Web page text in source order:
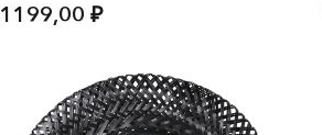
1199,00 ₽